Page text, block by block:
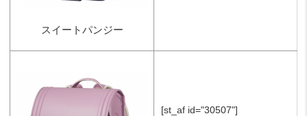
スイートパンジー
[st_af id="30507"]